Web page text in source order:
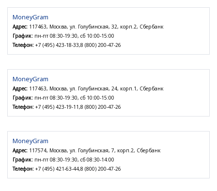
MoneyGram
Адрес: 117463, Москва, ул. Голубинская, 32, корп.2, Сбербанк
График: пн-пт 08:30-19:30, сб 10:00-15:00
Телефон: +7 (495) 423-18-33,8 (800) 200-47-26
MoneyGram
Адрес: 117463, Москва, ул. Голубинская, 24, корп.1, Сбербанк
График: пн-пт 08:30-19:30, сб 10:00-15:00
Телефон: +7 (495) 423-19-11,8 (800) 200-47-26
MoneyGram
Адрес: 117574, Москва, ул. Голубинская, 7, корп.2, Сбербанк
График: пн-пт 08:30-19:30, сб 08:30-14:00
Телефон: +7 (495) 421-63-44,8 (800) 200-47-26